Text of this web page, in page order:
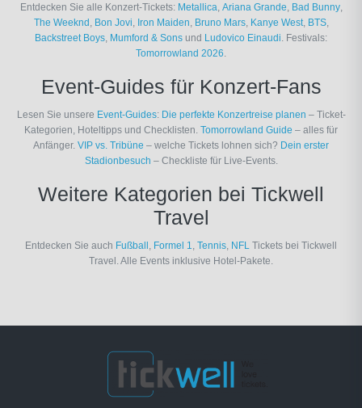
Entdecken Sie alle Konzert-Tickets: Metallica Ariana Grande Bad Bunny,
The Weeknd Bon Jovi Iron Maiden Bruno Mars, Kanye West, BTS,
Backstreet Boys Mumford & Sons und Ludovico Einaudi . Festivals:
Tomorrowland 2026
Event-Guides für Konzert-Fans
Lesen Sie unsere Event-Guides: Die perfekte Konzertreise planen – Ticket-
Kategorien, Hoteltipps und Checklisten. Tomorrowland Guide – alles für
Anfänger. VIP vs. Tribüne – welche Tickets lohnen sich? Dein erster
Stadionbesuch – Checkliste für Live-Events.
Weitere Kategorien bei Tickwell
Travel
Entdecken Sie auch Fußball Formel 1 Tennis NFL Tickets bei Tickwell
Travel. Alle Events inklusive Hotel-Pakete.